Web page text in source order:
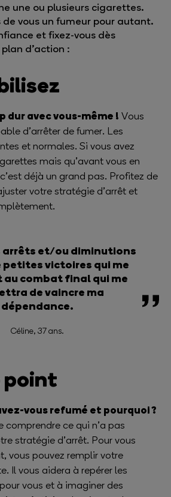
une ou plusieurs cigarettes.
vous un fumeur pour autant.
et fixez-vous dès
d’action :
isez
dur avec vous-même ! Vous
d’arrêter de fumer. Les
et normales. Si vous avez
mais qu’avant vous en
déjà un grand pas. Profitez de
votre stratégie d’arrêt et
arrêts et/ou diminutions
petites victoires qui me
combat final qui me
de vaincre ma
dépendance.
Céline, 37 ans.
nt
vous refumé et pourquoi ?
comprendre ce qui n’a pas
stratégie d’arrêt. Pour vous
vous pouvez remplir votre
Il vous aidera à repérer les
vous et à imaginer des